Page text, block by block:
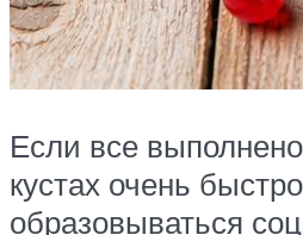
Если все
кустах очень
образовываться